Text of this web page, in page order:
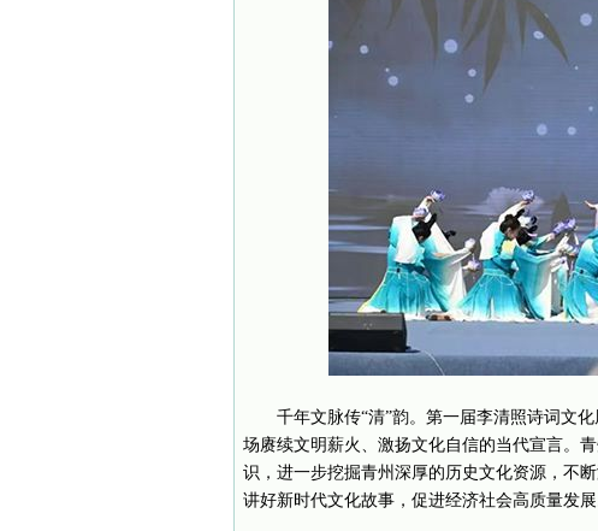
千年文脉传“清”韵。第一届李清照诗词文
场赓续文明薪火、激扬文化自信的当代宣言。
识，进一步挖掘青州深厚的历史文化资源，不
讲好新时代文化故事，促进经济社会高质量